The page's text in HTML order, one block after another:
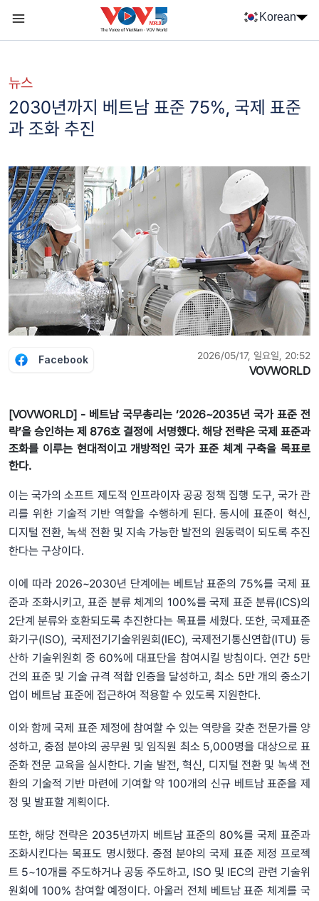
Korean
뉴스
2030년까지 베트남 표준 75%, 국제 표준
과 조화 추진
Facebook 2026/05/17, 일요일, 20:52
VOVWORLD
[VOVWORLD] - 베트남 국무총리는 ‘2026~2035년 국가 표준 전
략’을 승인하는 제 876호 결정에 서명했다. 해당 전략은 국제 표준과
조화를 이루는 현대적이고 개방적인 국가 표준 체계 구축을 목표로
한다.
이는 국가의 소프트 제도적 인프라이자 공공 정책 집행 도구, 국가 관
리를 위한 기술적 기반 역할을 수행하게 된다. 동시에 표준이 혁신,
디지털 전환, 녹색 전환 및 지속 가능한 발전의 원동력이 되도록 추진
한다는 구상이다.
이에 따라 2026~2030년 단계에는 베트남 표준의 75%를 국제 표
준과 조화시키고, 표준 분류 체계의 100%를 국제 표준 분류(ICS)의
2단계 분류와 호환되도록 추진한다는 목표를 세웠다. 또한, 국제표준
화기구(ISO), 국제전기기술위원회(IEC), 국제전기통신연합(ITU) 등
산하 기술위원회 중 60%에 대표단을 참여시킬 방침이다. 연간 5만
건의 표준 및 기술 규격 적합 인증을 달성하고, 최소 5만 개의 중소기
업이 베트남 표준에 접근하여 적용할 수 있도록 지원한다.
이와 함께 국제 표준 제정에 참여할 수 있는 역량을 갖춘 전문가를 양
성하고, 중점 분야의 공무원 및 임직원 최소 5,000명을 대상으로 표
준화 전문 교육을 실시한다. 기술 발전, 혁신, 디지털 전환 및 녹색 전
환의 기술적 기반 마련에 기여할 약 100개의 신규 베트남 표준을 제
정 및 발표할 계획이다.
또한, 해당 전략은 2035년까지 베트남 표준의 80%를 국제 표준과
조화시킨다는 목표도 명시했다. 중점 분야의 국제 표준 제정 프로젝
트 5~10개를 주도하거나 공동 주도하고, ISO 및 IEC의 관련 기술위
원회에 100% 참여할 예정이다. 아울러 전체 베트남 표준 체계를 국